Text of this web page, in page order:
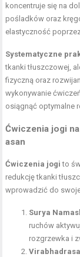
koncentruje się na
pośladków oraz
elastyczność
Systematyczne
tkanki tłuszczowej,
fizyczną oraz
wykonywanie
osiągnąć optymalne
Ćwiczenia jogi
asan
Ćwiczenia jogi to
redukcję tkanki
wprowadzić do
Surya
ruchów
rozgrzewka i